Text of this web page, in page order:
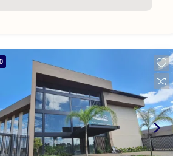
área gourmet.